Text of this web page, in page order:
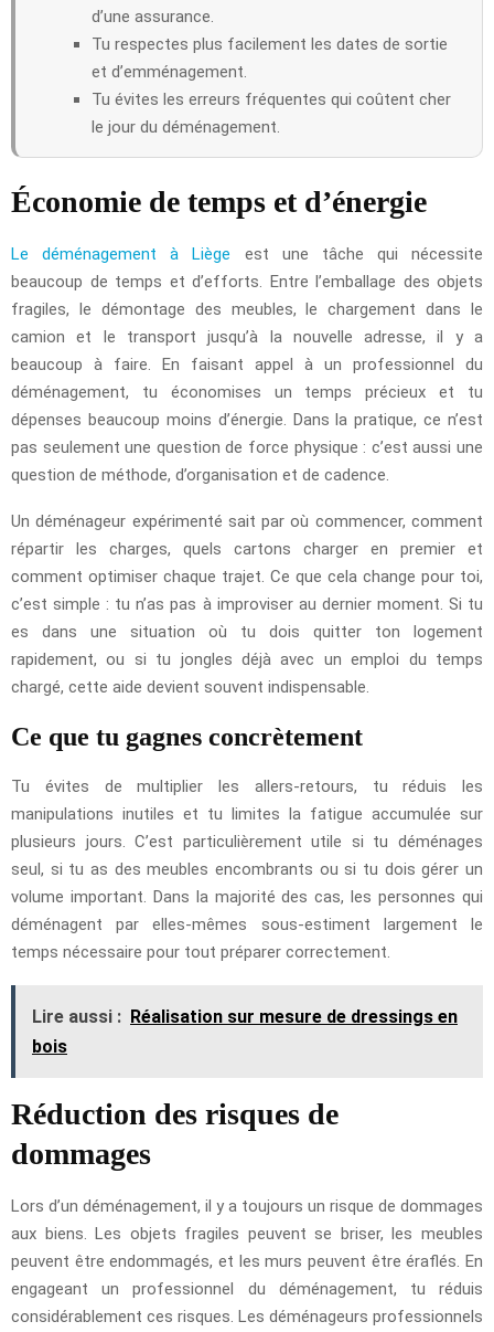
d’une assurance.
Tu respectes plus facilement les dates de sortie
et d’emménagement.
Tu évites les erreurs fréquentes qui coûtent cher
le jour du déménagement.
Économie de temps et d’énergie
Le déménagement à Liège est une tâche qui nécessite
beaucoup de temps et d’efforts. Entre l’emballage des objets
fragiles, le démontage des meubles, le chargement dans le
camion et le transport jusqu’à la nouvelle adresse, il y a
beaucoup à faire. En faisant appel à un professionnel du
déménagement, tu économises un temps précieux et tu
dépenses beaucoup moins d’énergie. Dans la pratique, ce n’est
pas seulement une question de force physique : c’est aussi une
question de méthode, d’organisation et de cadence.
Un déménageur expérimenté sait par où commencer, comment
répartir les charges, quels cartons charger en premier et
comment optimiser chaque trajet. Ce que cela change pour toi,
c’est simple : tu n’as pas à improviser au dernier moment. Si tu
es dans une situation où tu dois quitter ton logement
rapidement, ou si tu jongles déjà avec un emploi du temps
chargé, cette aide devient souvent indispensable.
Ce que tu gagnes concrètement
Tu évites de multiplier les allers-retours, tu réduis les
manipulations inutiles et tu limites la fatigue accumulée sur
plusieurs jours. C’est particulièrement utile si tu déménages
seul, si tu as des meubles encombrants ou si tu dois gérer un
volume important. Dans la majorité des cas, les personnes qui
déménagent par elles-mêmes sous-estiment largement le
temps nécessaire pour tout préparer correctement.
Lire aussi : Réalisation sur mesure de dressings en
bois
Réduction des risques de
dommages
Lors d’un déménagement, il y a toujours un risque de dommages
aux biens. Les objets fragiles peuvent se briser, les meubles
peuvent être endommagés, et les murs peuvent être éraflés. En
engageant un professionnel du déménagement, tu réduis
considérablement ces risques. Les déménageurs professionnels